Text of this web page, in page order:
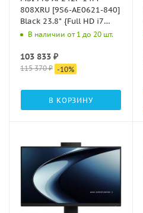
808XRU [9S6-AE0621-840]
Black 23.8" {Full HD i7
14700/32Gb/SSD512Gb
В наличии от 1 до 20 шт.
103 833 ₽
115 370₽ -10%
В КОРЗИНУ